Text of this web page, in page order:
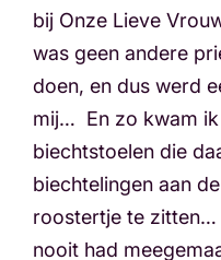
bij Onze Lieve
was geen andere
doen, en dus werd
mij… En zo kwam
biechtstoelen die
biechtelingen aan
roostertje te zitten…
nooit had